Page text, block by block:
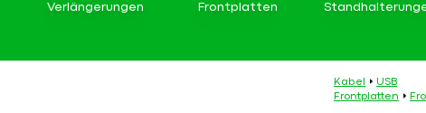
Verlängerungen Frontplatten
Kabel
USB
Frontplatten